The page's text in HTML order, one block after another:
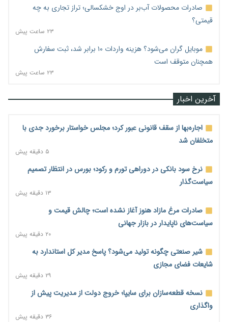
صادرات محصولات آب‌بر در اوج خشکسالی؛ تراز تجاری به چه
قیمتی؟
۲۳ ساعت پیش
موبایل گران می‌شود؟ هزینه واردات ۱۰ برابر شد، ثبت سفارش
همچنان متوقف است
۲۳ ساعت پیش
آخرین اخبار
اجاره‌بها از سقف قانونی عبور کرد؛ مجلس خواستار برخورد جدی با
متخلفان شد
۵ دقیقه پیش
نرخ سود بانکی در دوراهی تورم و رکود؛ بورس در انتظار تصمیم
سیاست‌گذار
۱۳ دقیقه پیش
صادرات مرغ مازاد هنوز آغاز نشده است؛ چالش قیمت و
سیاست‌های ناپایدار در بازار جهانی
۲۰ دقیقه پیش
شیر صنعتی چگونه تولید می‌شود؟ پاسخ مدیر کل استاندارد به
شایعات فضای مجازی
۲۹ دقیقه پیش
نسخه قطعه‌سازان برای سایپا؛ خروج دولت از مدیریت پیش از
واگذاری
۳۶ دقیقه پیش